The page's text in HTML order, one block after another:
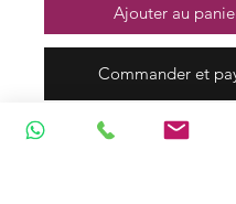
Ajouter au
Commander et